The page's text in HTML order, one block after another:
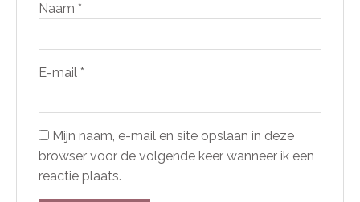
Naam *
E-mail *
Mijn naam, e-mail en site opslaan in deze
browser voor de volgende keer wanneer ik een
reactie plaats.